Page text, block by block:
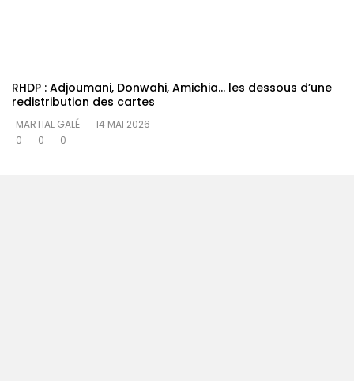
RHDP : Adjoumani, Donwahi, Amichia… les dessous d’une
redistribution des cartes
MARTIAL GALÉ
14 MAI 2026
0
0 0